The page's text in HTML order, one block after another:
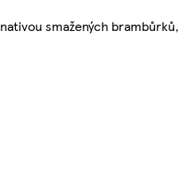
smažených brambůrků,